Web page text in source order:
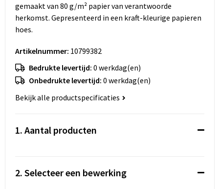
Koeltassen en Koelboxen
Accessoires voor tassen
Heuptassen
Laptop hoezen en tassen
Matrozentassen
gemaakt van 80 g/m² papier van verantwoorde
herkomst. Gepresenteerd in een kraft-kleurige papieren
hoes.
Artikelnummer: 10799382
Bedrukte levertijd: 0 werkdag(en)
Onbedrukte levertijd: 0 werkdag(en)
Bekijk alle productspecificaties
1. Aantal producten
2. Selecteer een bewerking